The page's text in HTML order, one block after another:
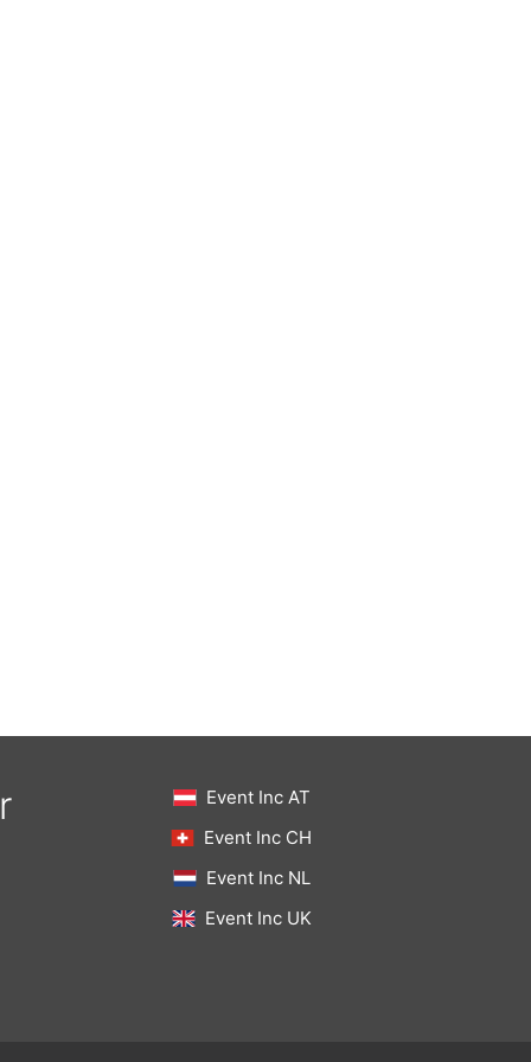
Event Inc AT
Event Inc CH
Event Inc NL
Event Inc UK